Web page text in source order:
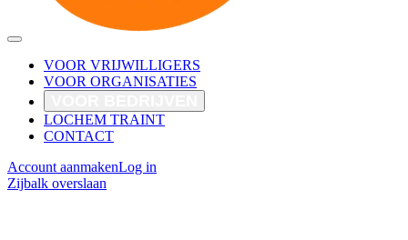
VOOR VRIJWILLIGERS
VOOR ORGANISATIES
LOCHEM TRAINT
CONTACT
Account aanmakenLog in
Zijbalk overslaan